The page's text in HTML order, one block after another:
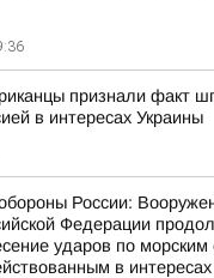
признали факт
в интересах Украины
России:
Федерации
ударов по морским
в